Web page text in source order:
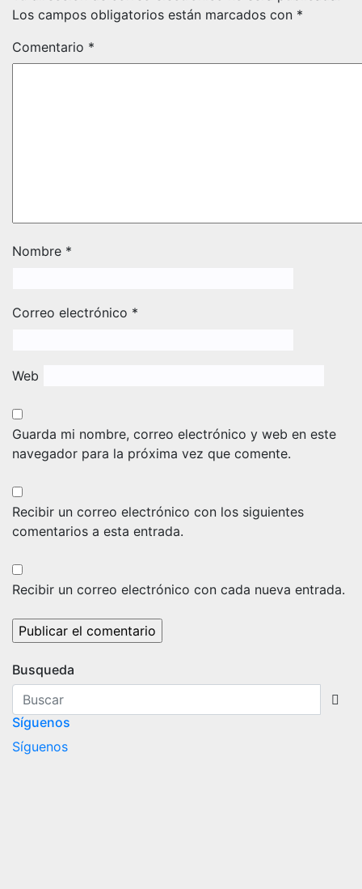
Los campos obligatorios están marcados con *
Comentario *
Nombre *
Correo electrónico *
Web
Guarda mi nombre, correo electrónico y web en este
navegador para la próxima vez que comente.
Recibir un correo electrónico con los siguientes
comentarios a esta entrada.
Recibir un correo electrónico con cada nueva entrada.
Busqueda
Síguenos
Síguenos